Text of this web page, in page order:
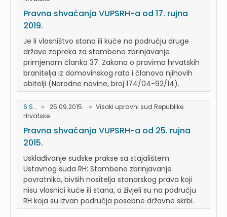
Pravna shvaćanja VUPSRH-a od 17. rujna
2019.
Je li vlasništvo stana ili kuće na području druge
države zapreka za stambeno zbrinjavanje
primjenom članka 37. Zakona o pravima hrvatskih
branitelja iz domovinskog rata i članova njihovih
obitelji (Narodne novine, broj 174/04-92/14).
6 S... 25.09.2015.
Visoki upravni sud Republike
Hrvatske
Pravna shvaćanja VUPSRH-a od 25. rujna
2015.
Usklađivanje sudske prakse sa stajalištem
Ustavnog suda RH: Stambeno zbrinjavanje
povratnika, bivših nositelja stanarskog prava koji
nisu vlasnici kuće ili stana, a živjeli su na području
RH koja su izvan područja posebne državne skrbi.